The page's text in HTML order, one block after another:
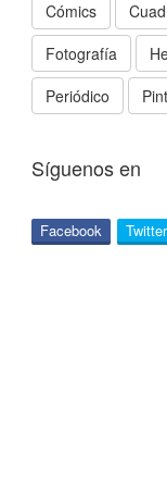
Cómics
Fotografía
Periódico
Síguenos en
Facebook Twitter